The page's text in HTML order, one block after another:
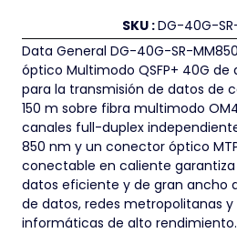
SKU :DG-40G-
Data General DG-40G-SR-
óptico Multimodo QSFP+ 40G
para la transmisión de datos de
150 m sobre fibra multimodo
canales full-duplex
850 nm y un conector óptico
conectable en caliente
datos eficiente y de gran ancho
de datos, redes metropolitanas
informáticas de alto rendimiento.